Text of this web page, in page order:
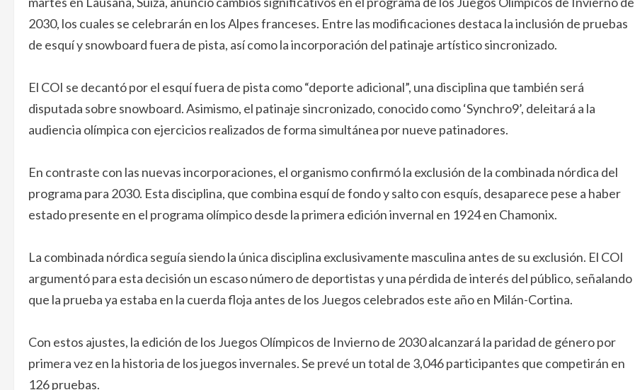
2030, los cuales se celebrarán en los Alpes franceses. Entre las modificaciones destaca la inclusión de pruebas
de esquí y snowboard fuera de pista, así como la incorporación del patinaje artístico sincronizado.
El COI se decantó por el esquí fuera de pista como “deporte adicional”, una disciplina que también será
disputada sobre snowboard. Asimismo, el patinaje sincronizado, conocido como ‘Synchro9’, deleitará a la
audiencia olímpica con ejercicios realizados de forma simultánea por nueve patinadores.
En contraste con las nuevas incorporaciones, el organismo confirmó la exclusión de la combinada nórdica del
programa para 2030. Esta disciplina, que combina esquí de fondo y salto con esquís, desaparece pese a haber
estado presente en el programa olímpico desde la primera edición invernal en 1924 en Chamonix.
La combinada nórdica seguía siendo la única disciplina exclusivamente masculina antes de su exclusión. El COI
argumentó para esta decisión un escaso número de deportistas y una pérdida de interés del público, señalando
que la prueba ya estaba en la cuerda floja antes de los Juegos celebrados este año en Milán-Cortina.
Con estos ajustes, la edición de los Juegos Olímpicos de Invierno de 2030 alcanzará la paridad de género por
primera vez en la historia de los juegos invernales. Se prevé un total de 3,046 participantes que competirán en
126 pruebas.